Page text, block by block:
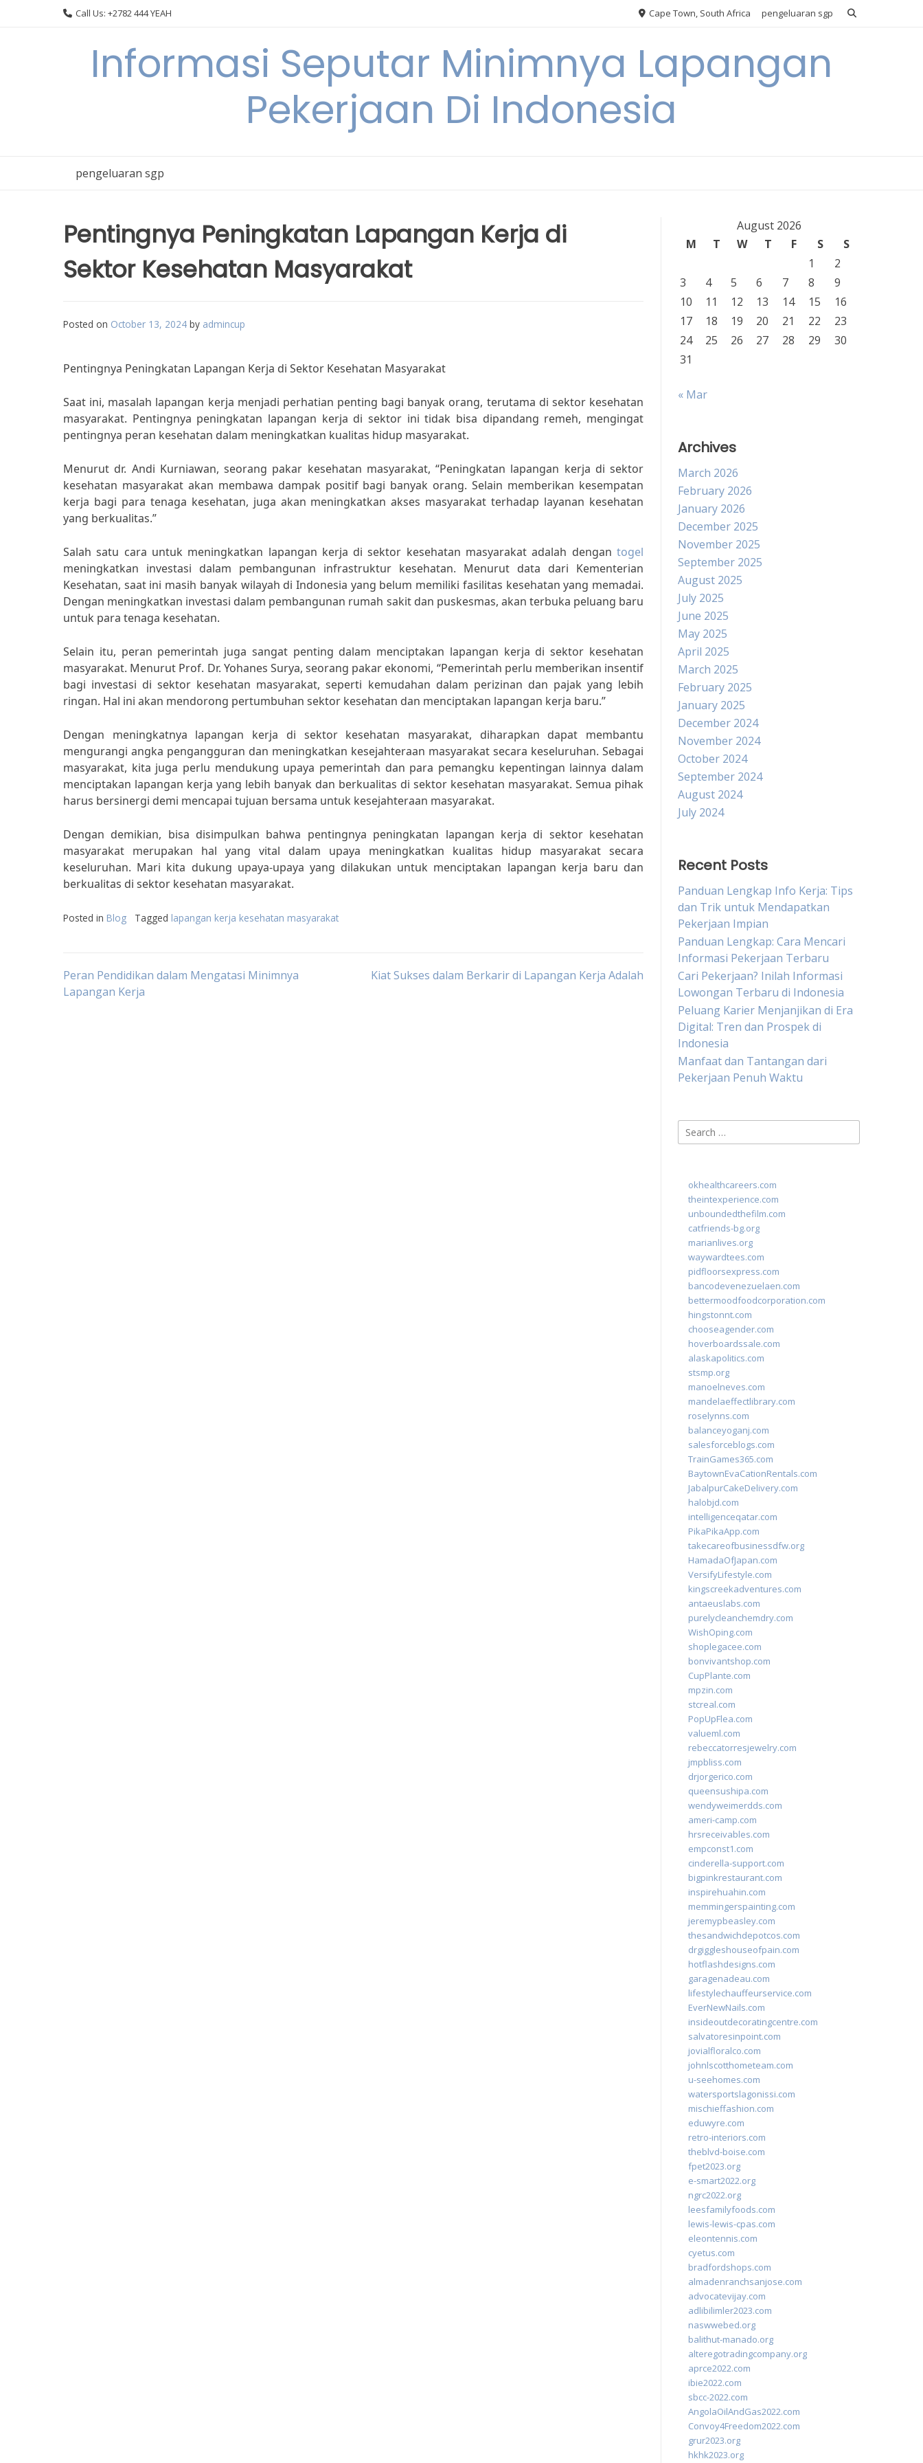
Call Us: +2782 444 YEAH Cape Town, South Africa pengeluaran sgp
Informasi Seputar Minimnya Lapangan
Pekerjaan Di Indonesia
pengeluaran sgp
Pentingnya Peningkatan Lapangan Kerja di
Sektor Kesehatan Masyarakat
Posted on October 13, 2024 by admincup
Pentingnya Peningkatan Lapangan Kerja di Sektor Kesehatan Masyarakat
Saat ini, masalah lapangan kerja menjadi perhatian penting bagi banyak orang, terutama di sektor kesehatan
masyarakat. Pentingnya peningkatan lapangan kerja di sektor ini tidak bisa dipandang remeh, mengingat
pentingnya peran kesehatan dalam meningkatkan kualitas hidup masyarakat.
Menurut dr. Andi Kurniawan, seorang pakar kesehatan masyarakat, “Peningkatan lapangan kerja di sektor
kesehatan masyarakat akan membawa dampak positif bagi banyak orang. Selain memberikan kesempatan
kerja bagi para tenaga kesehatan, juga akan meningkatkan akses masyarakat terhadap layanan kesehatan
yang berkualitas.”
Salah satu cara untuk meningkatkan lapangan kerja di sektor kesehatan masyarakat adalah dengan togel
meningkatkan investasi dalam pembangunan infrastruktur kesehatan. Menurut data dari Kementerian
Kesehatan, saat ini masih banyak wilayah di Indonesia yang belum memiliki fasilitas kesehatan yang memadai.
Dengan meningkatkan investasi dalam pembangunan rumah sakit dan puskesmas, akan terbuka peluang baru
untuk para tenaga kesehatan.
Selain itu, peran pemerintah juga sangat penting dalam menciptakan lapangan kerja di sektor kesehatan
masyarakat. Menurut Prof. Dr. Yohanes Surya, seorang pakar ekonomi, “Pemerintah perlu memberikan insentif
bagi investasi di sektor kesehatan masyarakat, seperti kemudahan dalam perizinan dan pajak yang lebih
ringan. Hal ini akan mendorong pertumbuhan sektor kesehatan dan menciptakan lapangan kerja baru.”
Dengan meningkatnya lapangan kerja di sektor kesehatan masyarakat, diharapkan dapat membantu
mengurangi angka pengangguran dan meningkatkan kesejahteraan masyarakat secara keseluruhan. Sebagai
masyarakat, kita juga perlu mendukung upaya pemerintah dan para pemangku kepentingan lainnya dalam
menciptakan lapangan kerja yang lebih banyak dan berkualitas di sektor kesehatan masyarakat. Semua pihak
harus bersinergi demi mencapai tujuan bersama untuk kesejahteraan masyarakat.
Dengan demikian, bisa disimpulkan bahwa pentingnya peningkatan lapangan kerja di sektor kesehatan
masyarakat merupakan hal yang vital dalam upaya meningkatkan kualitas hidup masyarakat secara
keseluruhan. Mari kita dukung upaya-upaya yang dilakukan untuk menciptakan lapangan kerja baru dan
berkualitas di sektor kesehatan masyarakat.
Posted in Blog Tagged lapangan kerja kesehatan masyarakat
Post
Peran Pendidikan dalam Mengatasi Minimnya
Lapangan Kerja
Kiat Sukses dalam Berkarir di Lapangan Kerja Adalah
August 2026
M
T W T F S
S
1
2
3
4 5 6 7 8
9
10
11 12 13 14 15
16
17
18 19 20 21 22
23
24
25 26 27 28 29
30
31
« Mar
Archives
March 2026
February 2026
January 2026
December 2025
November 2025
September 2025
August 2025
July 2025
June 2025
May 2025
April 2025
March 2025
February 2025
January 2025
December 2024
November 2024
October 2024
September 2024
August 2024
July 2024
Recent Posts
Panduan Lengkap Info Kerja: Tips
dan Trik untuk Mendapatkan
Pekerjaan Impian
Panduan Lengkap: Cara Mencari
Informasi Pekerjaan Terbaru
Cari Pekerjaan? Inilah Informasi
Lowongan Terbaru di Indonesia
Peluang Karier Menjanjikan di Era
Digital: Tren dan Prospek di
Indonesia
Manfaat dan Tantangan dari
Pekerjaan Penuh Waktu
Search
for:
okhealthcareers.com
theintexperience.com
unboundedthefilm.com
catfriends-bg.org
marianlives.org
waywardtees.com
pidfloorsexpress.com
bancodevenezuelaen.com
bettermoodfoodcorporation.com
hingstonnt.com
chooseagender.com
hoverboardssale.com
alaskapolitics.com
stsmp.org
manoelneves.com
mandelaeffectlibrary.com
roselynns.com
balanceyoganj.com
salesforceblogs.com
TrainGames365.com
BaytownEvaCationRentals.com
JabalpurCakeDelivery.com
halobjd.com
intelligenceqatar.com
PikaPikaApp.com
takecareofbusinessdfw.org
HamadaOfJapan.com
VersifyLifestyle.com
kingscreekadventures.com
antaeuslabs.com
purelycleanchemdry.com
WishOping.com
shoplegacee.com
bonvivantshop.com
CupPlante.com
mpzin.com
stcreal.com
PopUpFlea.com
valueml.com
rebeccatorresjewelry.com
jmpbliss.com
drjorgerico.com
queensushipa.com
wendyweimerdds.com
ameri-camp.com
hrsreceivables.com
empconst1.com
cinderella-support.com
bigpinkrestaurant.com
inspirehuahin.com
memmingerspainting.com
jeremypbeasley.com
thesandwichdepotcos.com
drgiggleshouseofpain.com
hotflashdesigns.com
garagenadeau.com
lifestylechauffeurservice.com
EverNewNails.com
insideoutdecoratingcentre.com
salvatoresinpoint.com
jovialfloralco.com
johnlscotthometeam.com
u-seehomes.com
watersportslagonissi.com
mischieffashion.com
eduwyre.com
retro-interiors.com
theblvd-boise.com
fpet2023.org
e-smart2022.org
ngrc2022.org
leesfamilyfoods.com
lewis-lewis-cpas.com
eleontennis.com
cyetus.com
bradfordshops.com
almadenranchsanjose.com
advocatevijay.com
adlibilimler2023.com
naswwebed.org
balithut-manado.org
alteregotradingcompany.org
aprce2022.com
ibie2022.com
sbcc-2022.com
AngolaOilAndGas2022.com
Convoy4Freedom2022.com
grur2023.org
hkhk2023.org